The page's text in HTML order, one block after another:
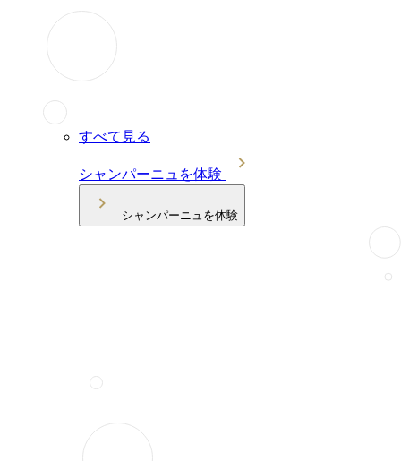
すべて見る
シャンパーニュを体験
シャンパーニュを体験